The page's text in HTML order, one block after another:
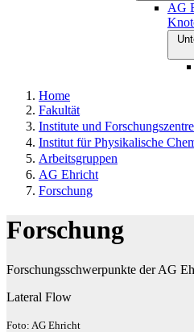
AG
Home
Fakultät
Institute und
Institut für Physikalische
Arbeitsgruppen
AG Ehricht
Forschung
Forschung
Forschungsschwerpunkte der AG
Lateral Flow
Foto: AG Ehricht